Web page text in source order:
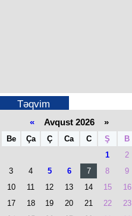
Təqvim
«Avqust 2026 »
Be Ça Ç Ca C Ş
B
1
2
3
4 5 6 7 8
9
10
11 12 13 14 15
16
17
18 19 20 21 22
23